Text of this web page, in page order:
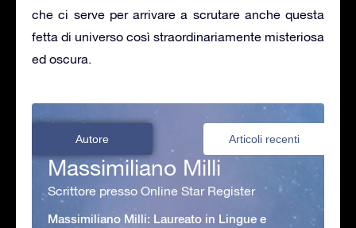
che ci serve per arrivare a scrutare anche questa
fetta di universo così straordinariamente misteriosa
ed oscura.
Autore Articoli recenti
Massimiliano Milli
Scrittore presso Online Star Register
Massimiliano Milli: Laureato in Lingue e